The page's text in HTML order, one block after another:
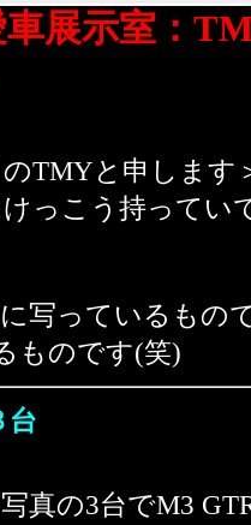
車展示室：
TMYと申しま
っこう持ってい
写っているもの
ものです(笑)
台
真の3台でM3